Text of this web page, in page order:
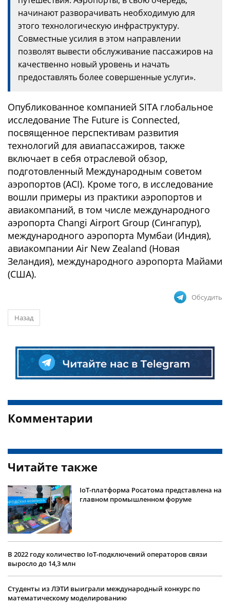
начинают разворачивать необходимую для
этого технологическую инфраструктуру.
Совместные усилия в этом направлении
позволят вывести обслуживание пассажиров на
качественно новый уровень и начать
предоставлять более совершенные услуги».
Опубликованное компанией SITA глобальное
исследование The Future is Connected,
посвященное перспективам развития
технологий для авиапассажиров, также
включает в себя отраслевой обзор,
подготовленный Международным советом
аэропортов (ACI). Кроме того, в исследование
вошли примеры из практики аэропортов и
авиакомпаний, в том числе международного
аэропорта Changi Airport Group (Сингапур),
международного аэропорта Мумбаи (Индия),
авиакомпании Air New Zealand (Новая
Зеландия), международного аэропорта Майами
(США).
Обсудить
Назад
Комментарии
Читайте также
IoT-платформа Росатома представлена на
главном промышленном форуме
В 2022 году количество IoT-подключений операторов связи
выросло до 14,3 млн
Студенты из ЛЭТИ выиграли международный конкурс по
математическому моделированию